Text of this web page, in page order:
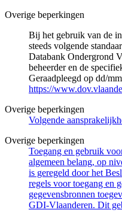
Overige beperkingen
Bij het gebruik van de
steeds volgende
Databank Ondergrond
beheerder en de
Geraadpleegd op dd/
https://
Overige beperkingen
Volgende
Overige beperkingen
Toegang en gebruik
algemeen belang, op
is geregeld door het
regels voor toegang en
gegevensbronnen
GDI-Vlaanderen. Dit